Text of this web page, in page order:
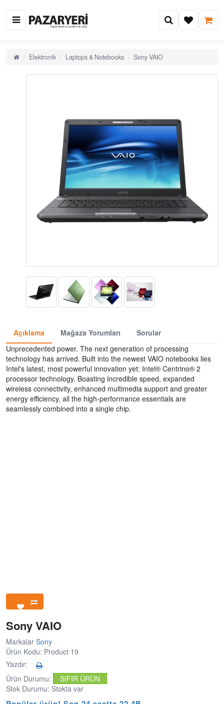
Elektronik Laptops & Notebooks Sony VAIO
Açıklama Mağaza Yorumları
Sorular
Unprecedented power. The next generation of processing
technology has arrived. Built into the newest VAIO notebooks lies
Intel's latest, most powerful innovation yet: Intel® Centrino® 2
processor technology. Boasting incredible speed, expanded
wireless connectivity, enhanced multimedia support and greater
energy efficiency, all the high-performance essentials are
seamlessly combined into a single chip.
Sony VAIO
Markalar Sony
Ürün Kodu: Product 19
Yazdır:
Ürün Durumu:
SIFIR ÜRÜN
Stok Durumu: Stokta var